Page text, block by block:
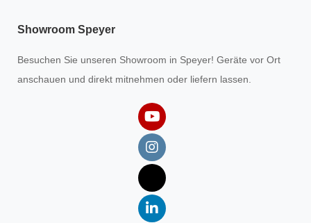
Showroom Speyer
Besuchen Sie unseren Showroom in Speyer! Geräte vor Ort
anschauen und direkt mitnehmen oder liefern lassen.